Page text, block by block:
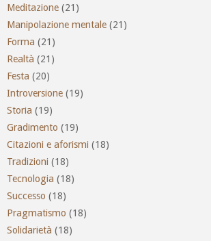
Meditazione (21)
Manipolazione mentale (21)
Forma (21)
Realtà (21)
Festa (20)
Introversione (19)
Storia (19)
Gradimento (19)
Citazioni e aforismi (18)
Tradizioni (18)
Tecnologia (18)
Successo (18)
Pragmatismo (18)
Solidarietà (18)